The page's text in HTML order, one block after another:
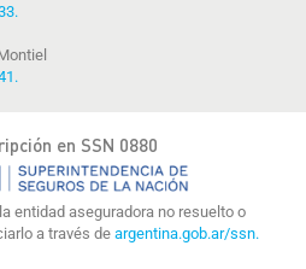
.
.
en SSN 0880
entidad aseguradora no resuelto o
a través de argentina.gob.ar/ssn.